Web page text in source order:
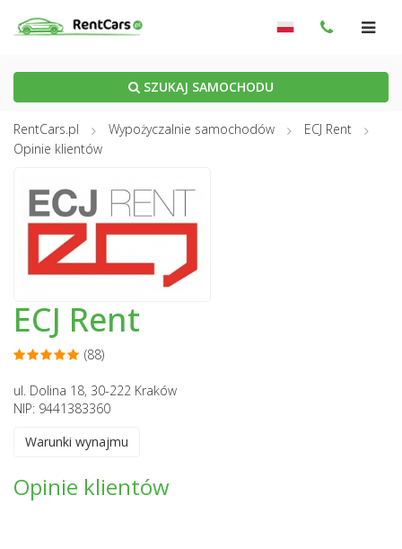
SZUKAJ SAMOCHODU
RentCars.pl Wypożyczalnie samochodów
ECJ Rent
Opinie klientów
ECJ Rent
(88)
ul. Dolina 18, 30-222 Kraków
NIP: 9441383360
Warunki wynajmu
Opinie klientów